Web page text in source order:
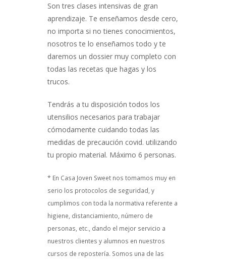
Son tres clases intensivas de gran
aprendizaje. Te enseñamos desde cero,
no importa si no tienes conocimientos,
nosotros te lo enseñamos todo y te
daremos un dossier muy completo con
todas las recetas que hagas y los
trucos.
Tendrás a tu disposición todos los
utensilios necesarios para trabajar
cómodamente cuidando todas las
medidas de precaución covid. utilizando
tu propio material. Máximo 6 personas.
* En Casa Joven Sweet nos tomamos muy en
serio los protocolos de seguridad, y
cumplimos con toda la normativa referente a
higiene, distanciamiento, número de
personas, etc., dando el mejor servicio a
nuestros clientes y alumnos en nuestros
cursos de repostería. Somos una de las